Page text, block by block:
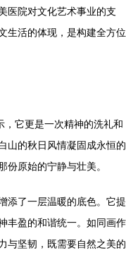
医院对文化艺术事业的支
生活的体现，是构建全方位
，它更是一次精神的洗礼和
山的秋日风情凝固成永恒的
份原始的宁静与壮美。
添了一层温暖的底色。它提
丰盈的和谐统一。如同画作
与坚韧，既需要自然之美的